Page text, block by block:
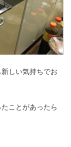
しい気持ちでお
ことがあったら